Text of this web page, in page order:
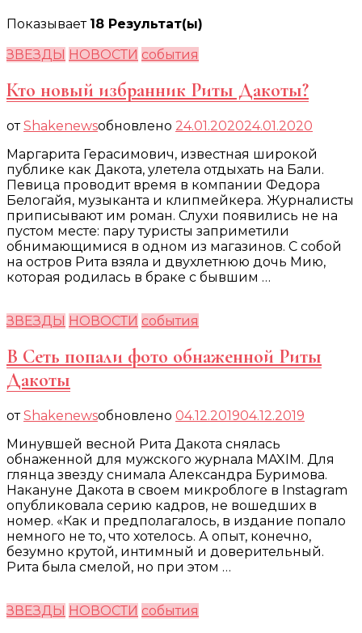
Показывает 18 Результат(ы)
ЗВЕЗДЫ НОВОСТИ события
Кто новый избранник Риты Дакоты?
отShakenewsобновлено 24.01.202024.01.2020
Маргарита Герасимович, известная широкой
публике как Дакота, улетела отдыхать на Бали.
Певица проводит время в компании Федора
Белогайя, музыканта и клипмейкера. Журналисты
приписывают им роман. Слухи появились не на
пустом месте: пару туристы заприметили
обнимающимися в одном из магазинов. С собой
на остров Рита взяла и двухлетнюю дочь Мию,
которая родилась в браке с бывшим …
ЗВЕЗДЫ НОВОСТИ события
В Сеть попали фото обнаженной Риты
Дакоты
отShakenewsобновлено 04.12.201904.12.2019
Минувшей весной Рита Дакота снялась
обнаженной для мужского журнала MAXIM. Для
глянца звезду снимала Александра Буримова.
Накануне Дакота в своем микроблоге в Instagram
опубликовала серию кадров, не вошедших в
номер. «Как и предполагалось, в издание попало
немного не то, что хотелось. А опыт, конечно,
безумно крутой, интимный и доверительный.
Рита была смелой, но при этом …
ЗВЕЗДЫ НОВОСТИ события